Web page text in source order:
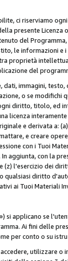
ci riserviamo
presente
del
le informazioni e
proprietà
del
dati, immagini,
o se modifichi
diritto, titolo, ed
licenza
e derivata a:
e creare
con i Tuoi
aggiunta, con la
(z) l'esercizio dei
qualsiasi diritto
ai Tuoi Materiali
si applicano se
Ai fini delle
per conto o su
utilizzare